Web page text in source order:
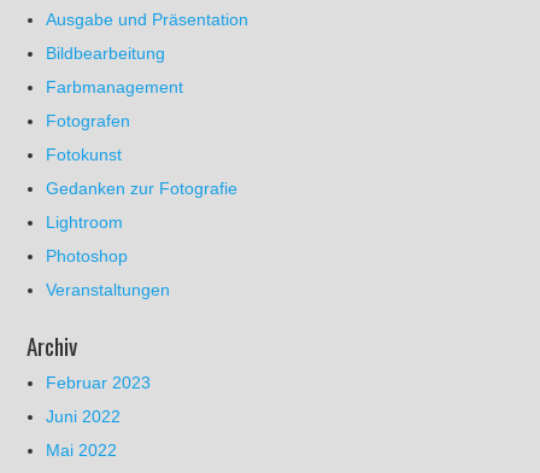
Ausgabe und Präsentation
Bildbearbeitung
Farbmanagement
Fotografen
Fotokunst
Gedanken zur Fotografie
Lightroom
Photoshop
Veranstaltungen
Archiv
Februar 2023
Juni 2022
Mai 2022